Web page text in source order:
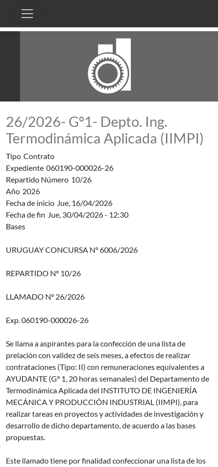
26/2026- Gº1- Depto. Ing.
Termodinámica Aplicada (IIMPI)
Tipo Contrato
Expediente 060190-000026-26
Repartido Número 10/26
Año 2026
Fecha de inicio Jue, 16/04/2026
Fecha de fin Jue, 30/04/2026 - 12:30
Bases
URUGUAY CONCURSA N° 6006/2026
REPARTIDO Nº 10/26
LLAMADO Nº 26/2026
Exp. 060190-000026-26
Se llama a aspirantes para la confección de una lista de
prelación con validez de seis meses, a efectos de realizar
contrataciones (Tipo: II) con remuneraciones equivalentes a
AYUDANTE (Gº 1, 20 horas semanales) del Departamento de
Termodinámica Aplicada del INSTITUTO DE INGENIERÍA
MECÁNICA Y PRODUCCIÓN INDUSTRIAL (IIMPI), para
realizar tareas en proyectos y actividades de investigación y
desarrollo de dicho departamento, de acuerdo a las bases
propuestas.
Este llamado tiene por finalidad confeccionar una lista de los